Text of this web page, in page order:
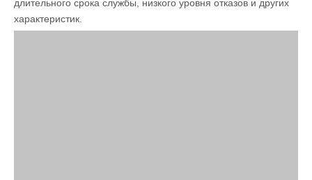
длительного срока службы, низкого уровня отказов и других
характеристик.